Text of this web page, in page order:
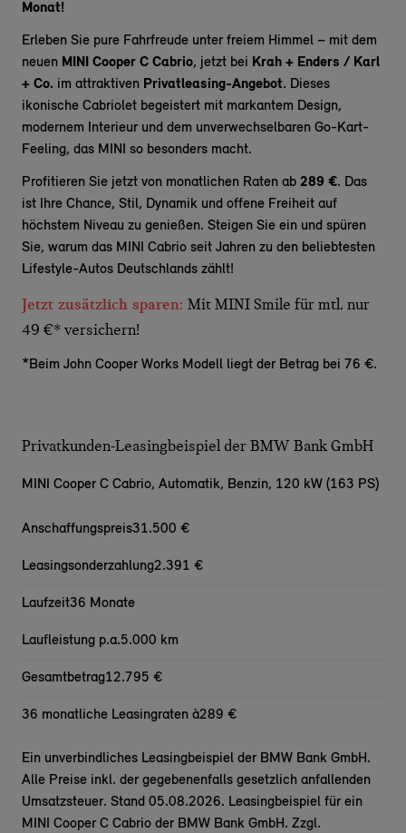
Monat!
Erleben Sie pure Fahrfreude unter freiem Himmel – mit dem
neuen MINI Cooper C Cabrio, jetzt bei Krah + Enders / Karl
+ Co. im attraktiven Privatleasing-Angebot. Dieses
ikonische Cabriolet begeistert mit markantem Design,
modernem Interieur und dem unverwechselbaren Go-Kart-
Feeling, das MINI so besonders macht.
Profitieren Sie jetzt von monatlichen Raten ab 289 €. Das
ist Ihre Chance, Stil, Dynamik und offene Freiheit auf
höchstem Niveau zu genießen. Steigen Sie ein und spüren
Sie, warum das MINI Cabrio seit Jahren zu den beliebtesten
Lifestyle-Autos Deutschlands zählt!
Jetzt zusätzlich sparen: Mit MINI Smile für mtl. nur
49 €* versichern!
*Beim John Cooper Works Modell liegt der Betrag bei 76 €.
Privatkunden-Leasingbeispiel der BMW Bank GmbH
MINI Cooper C Cabrio, Automatik, Benzin, 120 kW (163 PS)
Anschaffungspreis31.500 €
Leasingsonderzahlung2.391 €
Laufzeit36 Monate
Laufleistung p.a.5.000 km
Gesamtbetrag12.795 €
36 monatliche Leasingraten à289 €
Ein unverbindliches Leasingbeispiel der BMW Bank GmbH.
Alle Preise inkl. der gegebenenfalls gesetzlich anfallenden
Umsatzsteuer. Stand 05.08.2026. Leasingbeispiel für ein
MINI Cooper C Cabrio der BMW Bank GmbH. Zzgl.